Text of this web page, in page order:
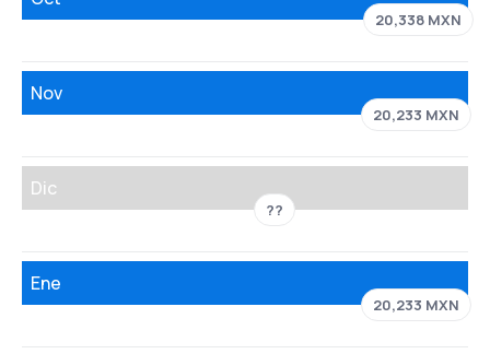
20,338 MXN
Nov
20,233 MXN
Dic
??
Ene
20,233 MXN